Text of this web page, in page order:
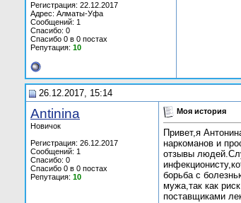
Регистрация: 22.12.2017
Адрес: Алматы-Уфа
Сообщений: 1
Спасибо: 0
Спасибо 0 в 0 постах
Репутация: 10
26.12.2017, 15:14
Antinina
Новичок
Регистрация: 26.12.2017
Сообщений: 1
Спасибо: 0
Спасибо 0 в 0 постах
Репутация: 10
Моя история
Привет,я
наркоманов и
отзывы
борьба с
мужа,так как
поставщиками